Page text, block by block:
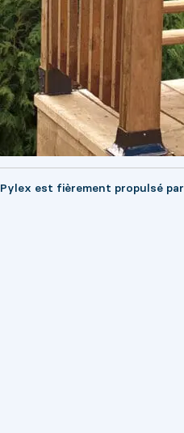
Pylex est fièrement propulsé par